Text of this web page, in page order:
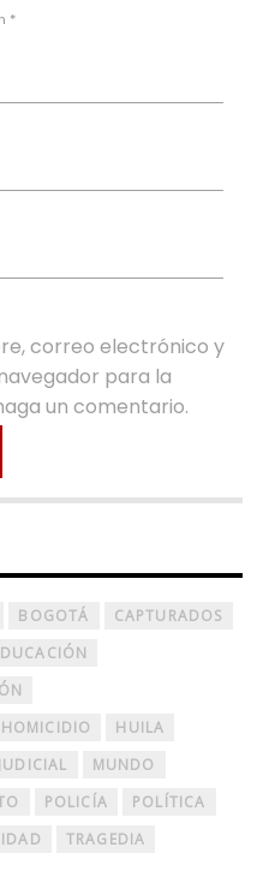
*
correo electrónico y
para la
un comentario.
BOGOTÁ
CAPTURADOS
HOMICIDIO
HUILA
JUDICIAL
MUNDO
POLICÍA
POLÍTICA
TRAGEDIA